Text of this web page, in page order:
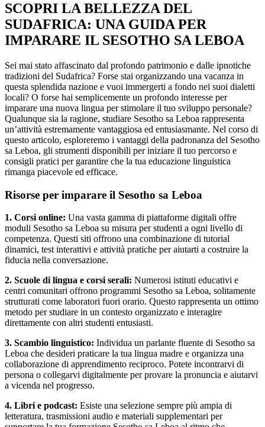
SCOPRI LA BELLEZZA DEL
SUDAFRICA: UNA GUIDA PER
IMPARARE IL SESOTHO SA LEBOA
Sei mai stato affascinato dal profondo patrimonio e dalle ipnotiche
tradizioni del Sudafrica? Forse stai organizzando una vacanza in
questa splendida nazione e vuoi immergerti a fondo nei suoi dialetti
locali? O forse hai semplicemente un profondo interesse per
imparare una nuova lingua per stimolare il tuo sviluppo personale?
Qualunque sia la ragione, studiare Sesotho sa Leboa rappresenta
un’attività estremamente vantaggiosa ed entusiasmante. Nel corso di
questo articolo, esploreremo i vantaggi della padronanza del Sesotho
sa Leboa, gli strumenti disponibili per iniziare il tuo percorso e
consigli pratici per garantire che la tua educazione linguistica
rimanga piacevole ed efficace.
Risorse per imparare il Sesotho sa Leboa
1. Corsi online: Una vasta gamma di piattaforme digitali offre
moduli Sesotho sa Leboa su misura per studenti a ogni livello di
competenza. Questi siti offrono una combinazione di tutorial
dinamici, test interattivi e attività pratiche per aiutarti a costruire la
fiducia nella conversazione.
2. Scuole di lingua e corsi serali: Numerosi istituti educativi e
centri comunitari offrono programmi Sesotho sa Leboa, solitamente
strutturati come laboratori fuori orario. Questo rappresenta un ottimo
metodo per studiare in un contesto organizzato e interagire
direttamente con altri studenti entusiasti.
3. Scambio linguistico: Individua un parlante fluente di Sesotho sa
Leboa che desideri praticare la tua lingua madre e organizza una
collaborazione di apprendimento reciproco. Potete incontrarvi di
persona o collegarvi digitalmente per provare la pronuncia e aiutarvi
a vicenda nel progresso.
4. Libri e podcast: Esiste una selezione sempre più ampia di
letteratura, trasmissioni audio e materiali supplementari per